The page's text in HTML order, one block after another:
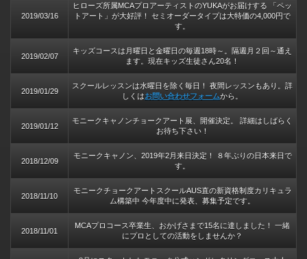
2019/03/16
ヒローズ所属MCAプロアーティストのYUKAがお届けする 「ペッ
トアート」が大好評！ セミオーダータイプは大特価の4,000円で
す。
2019/02/07
キッズコースは月曜日と金曜日の毎週18時～。隔週月２回～通え
ます。現在キッズ生徒さん20名！
2019/01/29
スクールレッスンは水曜日を除く毎日！ 夜間レッスンもあり。詳
しくはお問い合わせフォームから。
2019/01/12
モニークキャノンチョークアート展、開催決定。 詳細はしばらく
お待ち下さい！
2018/12/09
モニークキャノン、2019年2月来日決定！ ８年ぶりの日本来日で
す。
2018/11/10
モニークチョークアートスクールAUS直の新資格制度カリキュラ
ム構築中 今年度中に発表、募集予定です。
2018/11/01
MCAプロコース卒業生、おかげさまで15名に達しました！ 一緒
にプロとしての活動をしませんか？